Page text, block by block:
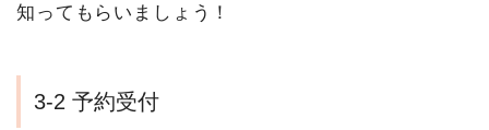
知ってもらいましょう！
3-2 予約受付